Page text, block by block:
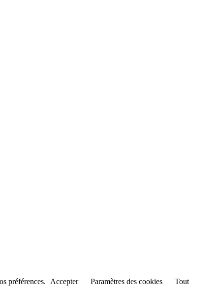
préférences. Accepter Paramètres des cookies
Tout